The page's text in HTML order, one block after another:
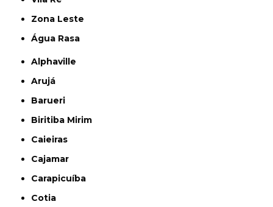
Zona Leste
Água Rasa
Alphaville
Arujá
Barueri
Biritiba Mirim
Caieiras
Cajamar
Carapicuíba
Cotia